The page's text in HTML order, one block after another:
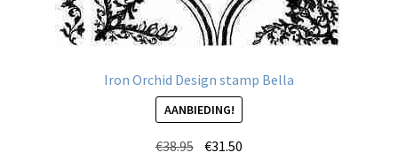
Iron Orchid Design stamp Bella
AANBIEDING!
€38.95 Oorspronkelijke
€31.50